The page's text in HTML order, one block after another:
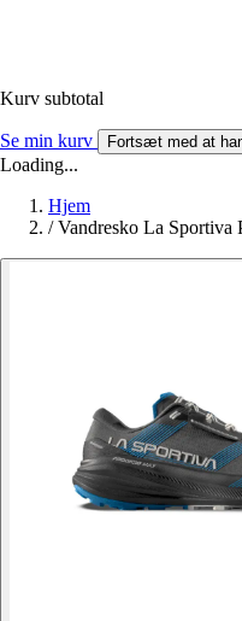
Kurv subtotal
Se min kurv Fortsæt med at
Loading...
Hjem
/ Vandresko La Sportiva